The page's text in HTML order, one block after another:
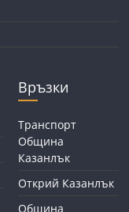
Връзки
Транспорт
Община
Казанлък
Открий Казанлък
Община